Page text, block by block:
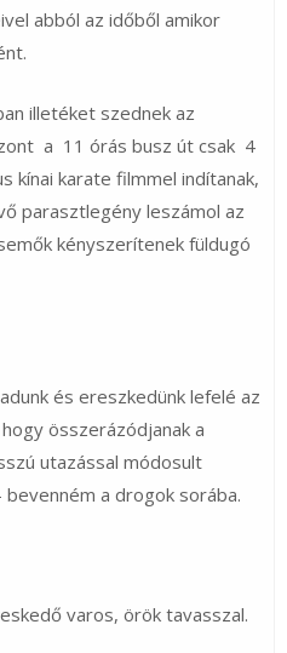
abból az időből amikor
illetéket szednek az
a 11 órás busz út csak 4
kínai karate filmmel indítanak,
parasztlegény leszámol az
kényszerítenek füldugó
és ereszkedünk lefelé az
összerázódjanak a
utazással módosult
a drogok sorába.
varos, örök tavasszal.